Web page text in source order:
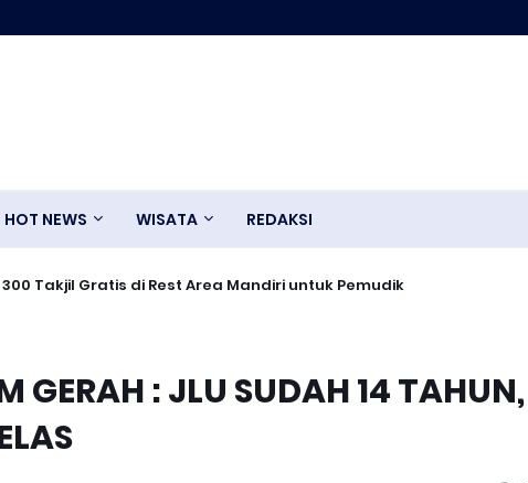
HOT NEWS WISATA REDAKSI
Takjil Gratis di Rest Area Mandiri untuk Pemudik
GERAH : JLU SUDAH 14 TAHUN,